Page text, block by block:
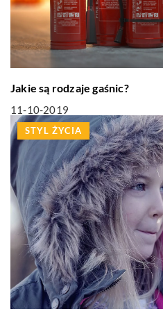
Jakie są rodzaje gaśnic?
11-10-2019
STYL ŻYCIA